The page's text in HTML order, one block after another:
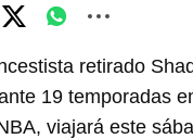
retirado
19 temporadas
viajará este